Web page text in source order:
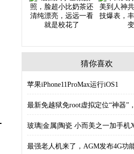
猜你喜欢
苹果iPhone11ProMax运行iOS1
最新免越狱免root虚拟定位“神器”
玻璃|金属|陶瓷 小而美之一加手机
最强老人机来了，AGM发布4G功